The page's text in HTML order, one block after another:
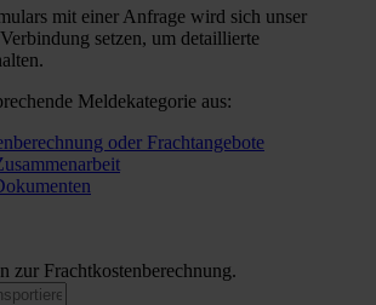
mit einer Anfrage wird sich unser
setzen, um detaillierte
Meldekategorie aus:
oder Frachtangebote
zur Frachtkostenberechnung.